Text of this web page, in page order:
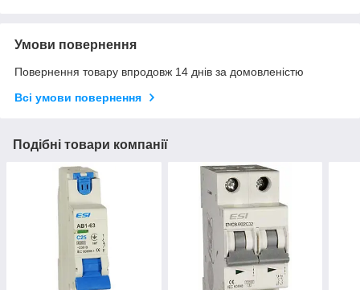
Умови повернення
Повернення товару впродовж 14 днів за домовленістю
Всі умови повернення
Подібні товари компанії